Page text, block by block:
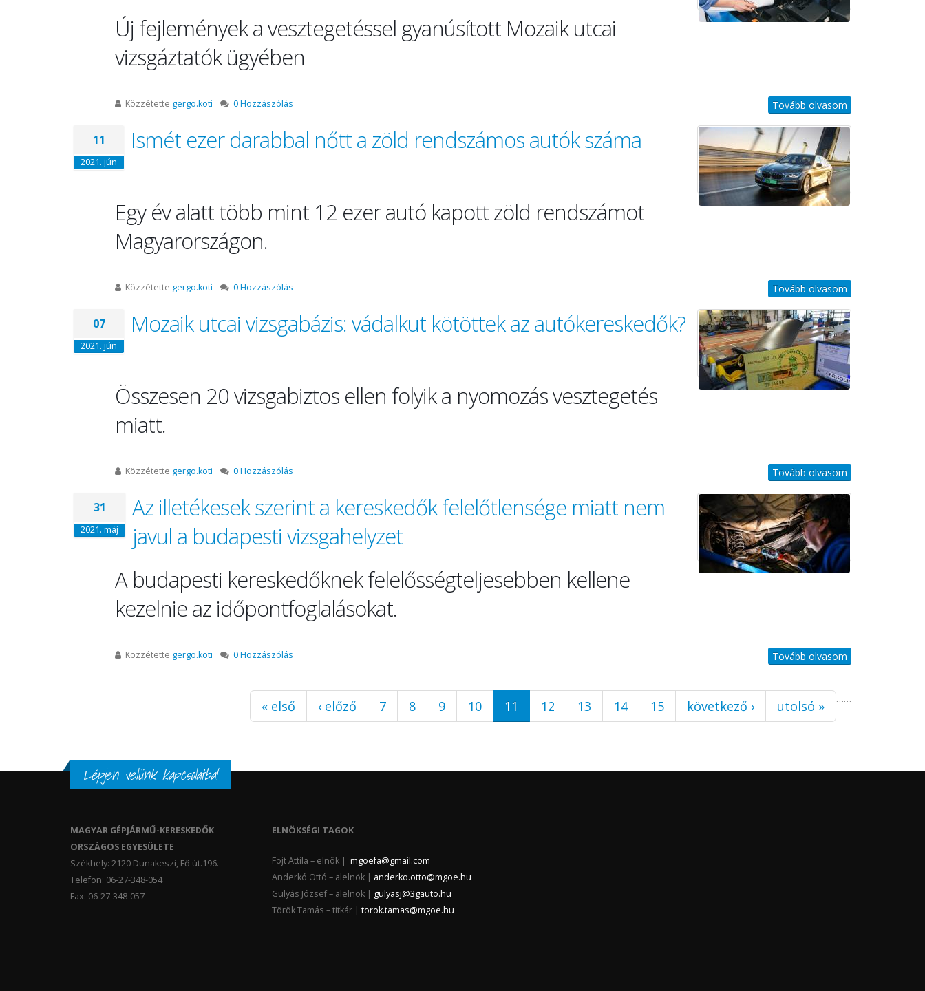
Új fejlemények a vesztegetéssel gyanúsított Mozaik utcai
vizsgáztatók ügyében
Közzétette gergo.koti 0 Hozzászólás Tovább olvasom
11
2021. jún
Ismét ezer darabbal nőtt a zöld rendszámos autók száma
Egy év alatt több mint 12 ezer autó kapott zöld rendszámot
Magyarországon.
Közzétette gergo.koti 0 Hozzászólás Tovább olvasom
07
2021. jún
Mozaik utcai vizsgabázis: vádalkut kötöttek az autókereskedők?
Összesen 20 vizsgabiztos ellen folyik a nyomozás vesztegetés
miatt.
Közzétette gergo.koti 0 Hozzászólás Tovább olvasom
31
2021. máj
Az illetékesek szerint a kereskedők felelőtlensége miatt nem
javul a budapesti vizsgahelyzet
A budapesti kereskedőknek felelősségteljesebben kellene
kezelnie az időpontfoglalásokat.
Közzétette gergo.koti 0 Hozzászólás Tovább olvasom
« első ‹ előző …
7 8 9 10 11 12 13 14 15 …
következő › utolsó »
Lépjen velünk kapcsolatba!
MAGYAR GÉPJÁRMŰ-KERESKEDŐK
ORSZÁGOS EGYESÜLETE
Székhely: 2120 Dunakeszi, Fő út.196.
Telefon: 06-27-348-054
Fax: 06-27-348-057
ELNÖKSÉGI TAGOK
Fojt Attila – elnök | mgoefa@gmail.com
Anderkó Ottó – alelnök | anderko.otto@mgoe.hu
Gulyás József – alelnök | gulyasj@3gauto.hu
Török Tamás – titkár | torok.tamas@mgoe.hu